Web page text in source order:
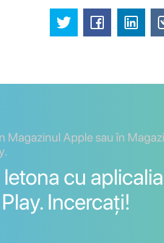
Magazinul Apple sau în
cu aplicalia
Incercați!